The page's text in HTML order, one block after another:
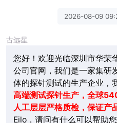
2026-08-09
古远星
您好！欢迎光临深圳市华荣
公司官网，我们是一家集研
体的探针测试的生产企业，
高端测试探针生产，全球
人工层层严格质检，保证产
Eilo，请问有什么可以帮助您